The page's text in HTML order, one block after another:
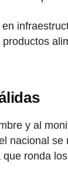
y al
ronda